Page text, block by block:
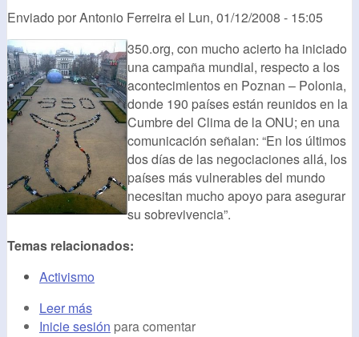
Enviado porAntonio Ferreirael Lun, 01/12/2008 - 15:05
350.org, con mucho acierto ha iniciado
una campaña mundial, respecto a los
acontecimientos en Poznan – Polonia,
donde 190 países están reunidos en la
Cumbre del Clima de la ONU; en una
comunicación señalan: “En los últimos
dos días de las negociaciones allá, los
países más vulnerables del mundo
necesitan mucho apoyo para asegurar
su sobrevivencia”.
Temas relacionados:
Activismo
Leer más
Inicie sesión para comentar